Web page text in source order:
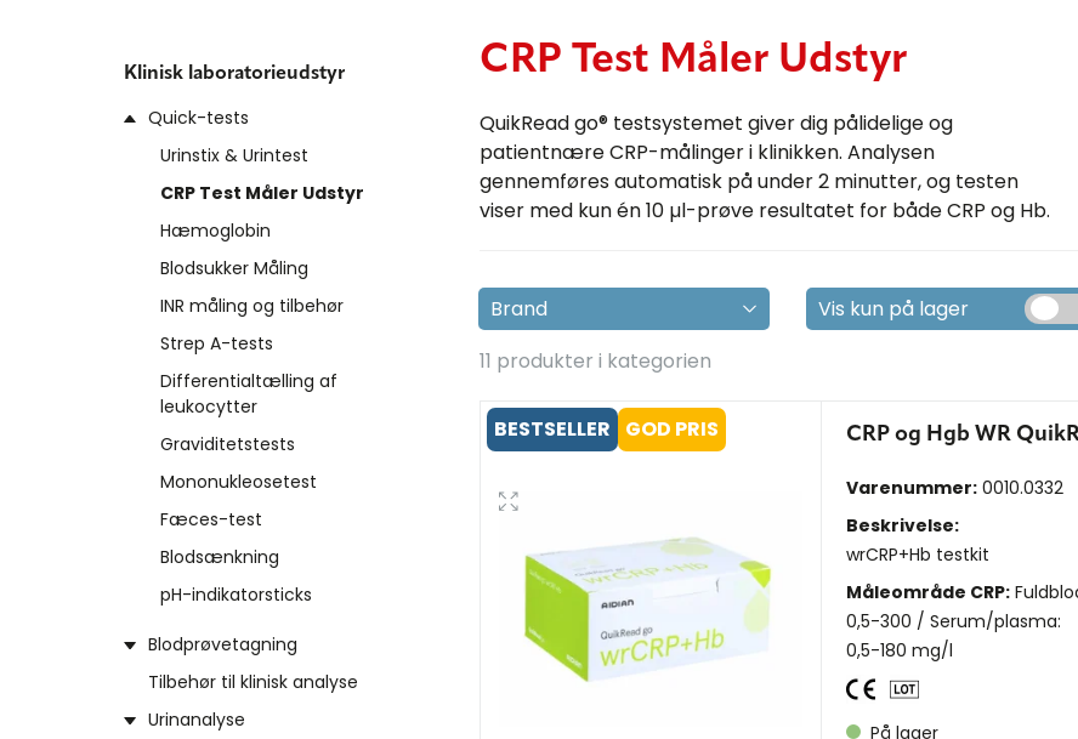
Klinisk laboratorieudstyr
Quick-tests
Urinstix & Urintest
CRP Test Måler Udstyr
Hæmoglobin
Blodsukker Måling
INR måling og tilbehør
Strep A-tests
Differentialtælling af
leukocytter
Graviditetstests
Mononukleosetest
Fæces-test
Blodsænkning
pH-indikatorsticks
Blodprøvetagning
Tilbehør til klinisk analyse
Urinanalyse
CRP Test Måler Udstyr
QuikRead go® testsystemet giver dig pålidelige og
patientnære CRP-målinger i klinikken. Analysen
gennemføres automatisk på under 2 minutter, og testen
viser med kun én 10 µl-prøve resultatet for både CRP og Hb.
Vis kun på lager
11 produkter i kategorien
BESTSELLER GOD PRIS CRP og Hgb WR
Varenummer: 0010.0332
Beskrivelse:
wrCRP+Hb testkit
Måleområde CRP:
0,5-300 / Serum/plasma:
0,5-180 mg/l
På lager